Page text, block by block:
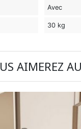
Avec
30 kg
AIMEREZ